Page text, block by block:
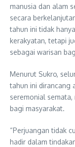
manusia dan alam
secara
tahun ini tidak
kerakyatan, tetapi
sebagai warisan
Menurut Sukro,
tahun ini dirancang
seremonial
bagi masyarakat.
“Perjuangan tidak
hadir dalam